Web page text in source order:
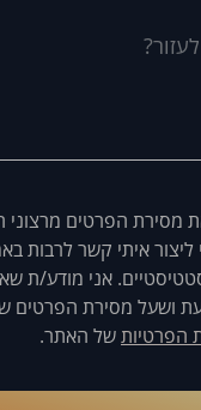
מסירת הפרטים מרצוני
איתי קשר לרבות
אני מודע/ת
ושעל מסירת הפרטים
הפרטיותשל האתר.